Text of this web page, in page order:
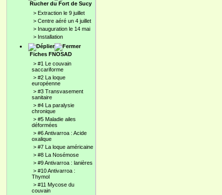
Rucher du Fort de Sucy
> Extraction le 9 juillet
> Centre aéré un 4 juillet
> Inauguration le 14 mai
> Installation
Fiches FNOSAD
> #1 Le couvain
saccariforme
> #2 La loque
européenne
> #3 Transvasement
sanitaire
> #4 La paralysie
chronique
> #5 Maladie ailes
déformées
> #6 Antivarroa : Acide
oxalique
> #7 La loque américaine
> #8 La Nosémose
> #9 Antivarroa : lanières
> #10 Antivarroa :
Thymol
> #11 Mycose du
couvain